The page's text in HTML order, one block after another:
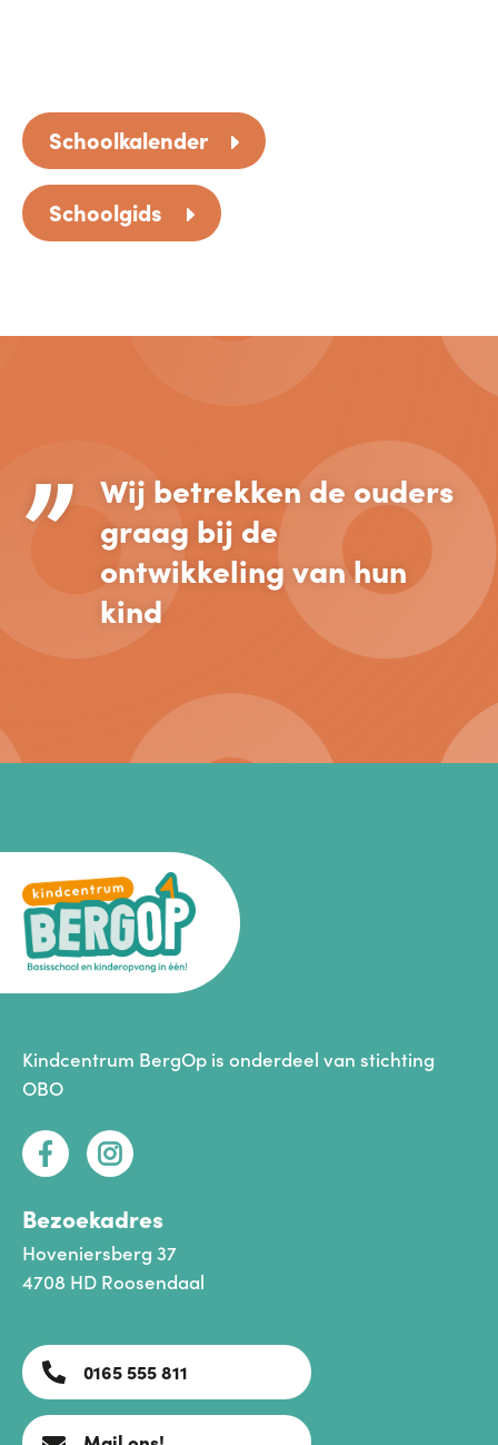
Schoolkalender
Schoolgids
”
Wij betrekken de ouders
graag bij de
ontwikkeling van hun
kind
Kindcentrum BergOp is onderdeel van stichting
OBO
Bezoekadres
Hoveniersberg 37
4708 HD Roosendaal
0165 555 811